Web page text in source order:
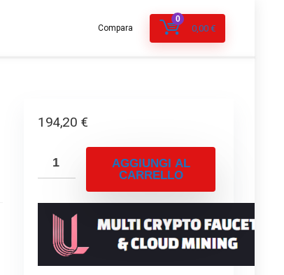
Compara
0
0,00 €
194,20 €
AGGIUNGI AL
CARRELLO